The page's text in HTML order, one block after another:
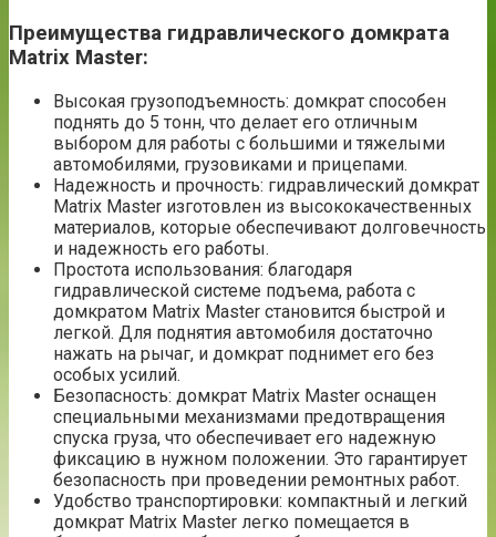
Преимущества гидравлического домкрата
Matrix Master:
Высокая грузоподъемность: домкрат способен
поднять до 5 тонн, что делает его отличным
выбором для работы с большими и тяжелыми
автомобилями, грузовиками и прицепами.
Надежность и прочность: гидравлический домкрат
Matrix Master изготовлен из высококачественных
материалов, которые обеспечивают долговечность
и надежность его работы.
Простота использования: благодаря
гидравлической системе подъема, работа с
домкратом Matrix Master становится быстрой и
легкой. Для поднятия автомобиля достаточно
нажать на рычаг, и домкрат поднимет его без
особых усилий.
Безопасность: домкрат Matrix Master оснащен
специальными механизмами предотвращения
спуска груза, что обеспечивает его надежную
фиксацию в нужном положении. Это гарантирует
безопасность при проведении ремонтных работ.
Удобство транспортировки: компактный и легкий
домкрат Matrix Master легко помещается в